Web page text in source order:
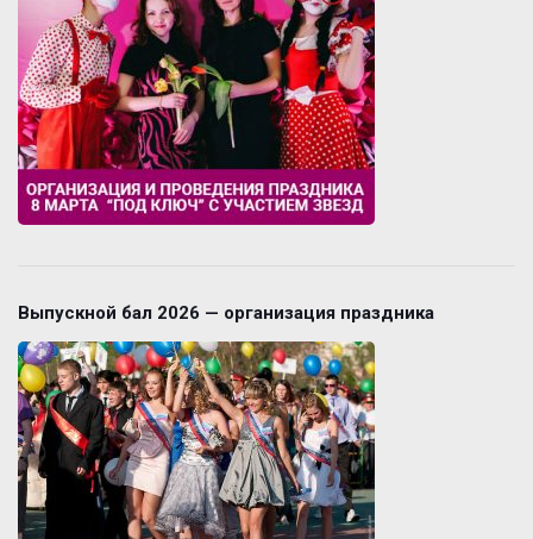
Выпускной бал 2026 — организация праздника